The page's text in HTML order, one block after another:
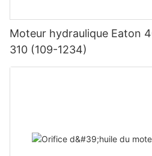
Moteur hydraulique Eaton
310 (109-1234)